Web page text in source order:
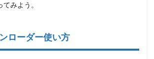
みよう。
ローダー使い方